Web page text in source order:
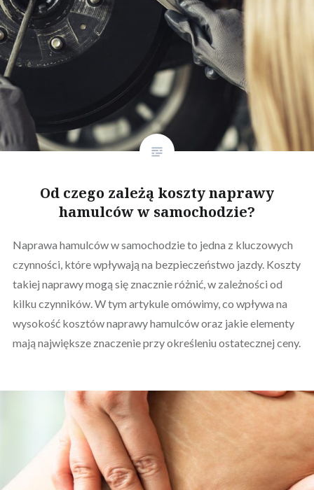
Od czego zależą koszty naprawy
hamulców w samochodzie?
Naprawa hamulców w samochodzie to jedna z kluczowych
czynności, które wpływają na bezpieczeństwo jazdy. Koszty
takiej naprawy mogą się znacznie różnić, w zależności od
kilku czynników. W tym artykule omówimy, co wpływa na
wysokość kosztów naprawy hamulców oraz jakie elementy
mają największe znaczenie przy określeniu ostatecznej ceny.